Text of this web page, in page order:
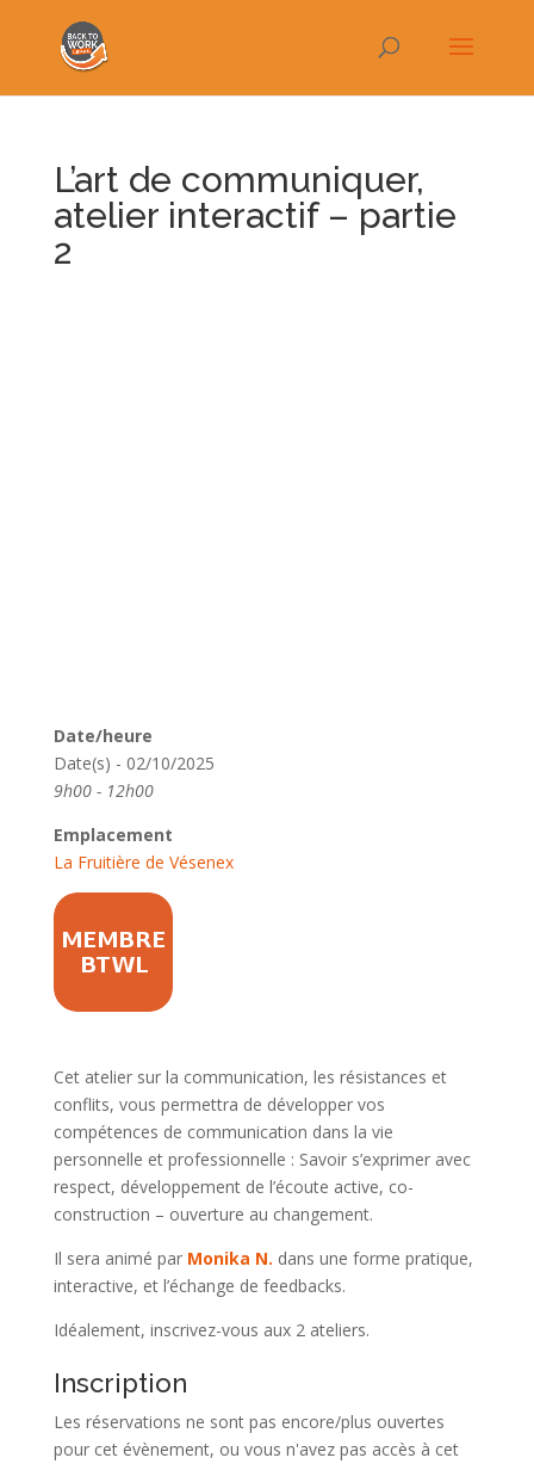
L’art de communiquer,
atelier interactif – partie
2
Date/heure
Date(s) - 02/10/2025
9h00 - 12h00
Emplacement
La Fruitière de Vésenex
Cet atelier sur la communication, les résistances et
conflits, vous permettra de développer vos
compétences de communication dans la vie
personnelle et professionnelle : Savoir s’exprimer avec
respect, développement de l’écoute active, co-
construction – ouverture au changement.
Il sera animé par Monika N. dans une forme pratique,
interactive, et l’échange de feedbacks.
Idéalement, inscrivez-vous aux 2 ateliers.
Inscription
Les réservations ne sont pas encore/plus ouvertes
pour cet évènement, ou vous n'avez pas accès à cet